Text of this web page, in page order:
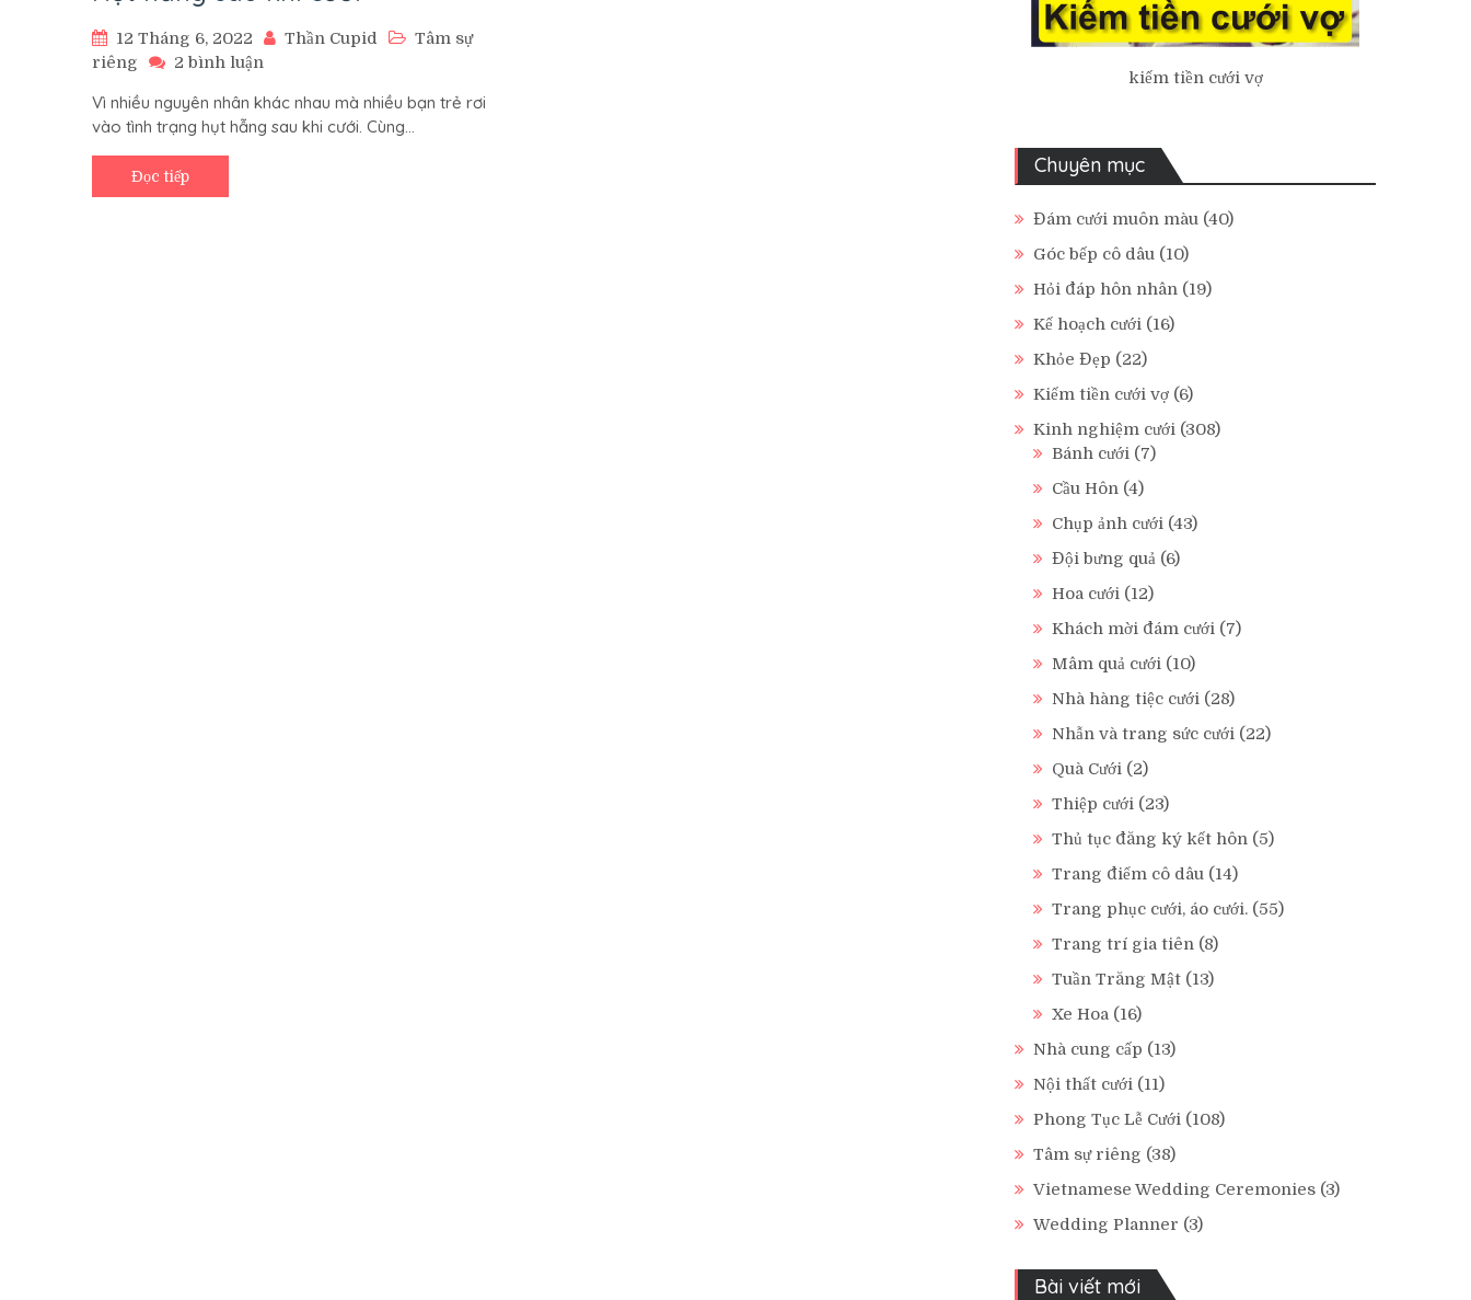
12 Tháng 6, 2022 Thần Cupid
Tâm sự
riêng
2 bình luận
hẫng
sau
Vì nhiều nguyên nhân khác nhau mà nhiều bạn trẻ rơi
vào tình trạng hụt hẫng sau khi cưới. Cùng…
Đọc tiếp
kiếm tiền cưới vợ
Chuyên mục
Đám cưới muôn màu (40)
Góc bếp cô dâu (10)
Hỏi đáp hôn nhân (19)
Kế hoạch cưới (16)
Khỏe Đẹp (22)
Kiếm tiền cưới vợ (6)
Kinh nghiệm cưới (308)
Bánh cưới (7)
Cầu Hôn (4)
Chụp ảnh cưới (43)
Đội bưng quả (6)
Hoa cưới (12)
Khách mời đám cưới (7)
Mâm quả cưới (10)
Nhà hàng tiệc cưới (28)
Nhẫn và trang sức cưới (22)
Quà Cưới (2)
Thiệp cưới (23)
Thủ tục đăng ký kết hôn (5)
Trang điểm cô dâu (14)
Trang phục cưới, áo cưới. (55)
Trang trí gia tiên (8)
Tuần Trăng Mật (13)
Xe Hoa (16)
Nhà cung cấp (13)
Nội thất cưới (11)
Phong Tục Lễ Cưới (108)
Tâm sự riêng (38)
Vietnamese Wedding Ceremonies (3)
Wedding Planner (3)
Bài viết mới